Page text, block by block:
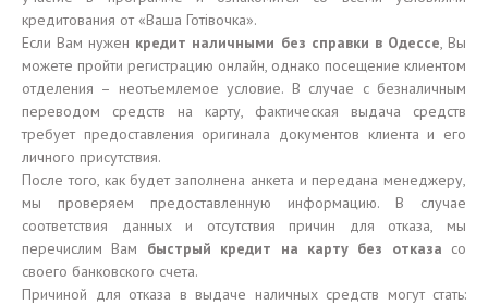
кредитования от «Ваша Готівочка».
Если Вам нужен кредит наличными без справки в Одессе, Вы
можете пройти регистрацию онлайн, однако посещение клиентом
отделения – неотъемлемое условие. В случае с безналичным
переводом средств на карту, фактическая выдача средств
требует предоставления оригинала документов клиента и его
личного присутствия.
После того, как будет заполнена анкета и передана менеджеру,
мы проверяем предоставленную информацию. В случае
соответствия данных и отсутствия причин для отказа, мы
перечислим Вам быстрый кредит на карту без отказа со
своего банковского счета.
Причиной для отказа в выдаче наличных средств могут стать: